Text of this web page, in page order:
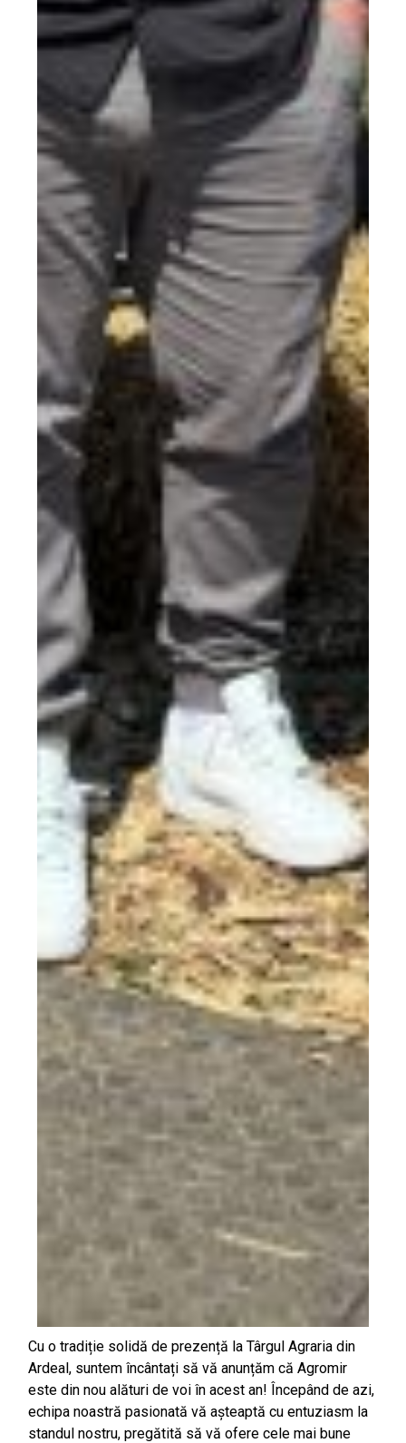
Cu o tradiție solidă de prezență la Târgul Agraria din
Ardeal, suntem încântați să vă anunțăm că Agromir
este din nou alături de voi în acest an! Începând de azi,
echipa noastră pasionată vă așteaptă cu entuziasm la
standul nostru, pregătită să vă ofere cele mai bune